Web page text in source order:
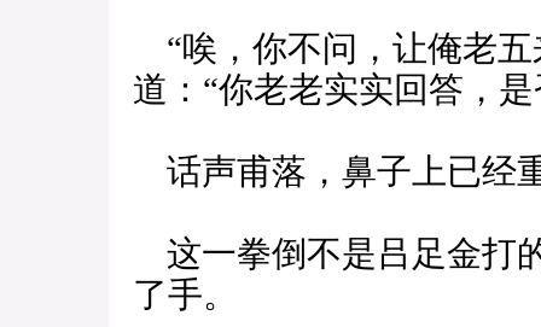
“唉，你不问，让俺老五
道：“你老老实实回答，
话声甫落，鼻子上已经
这一拳倒不是吕足金打
了手。